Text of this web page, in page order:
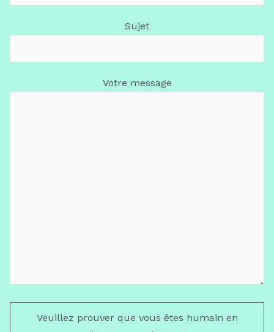
Sujet
Votre message
Veuillez prouver que vous êtes humain en